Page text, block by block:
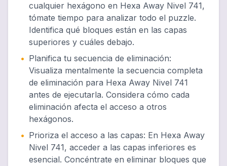
cualquier hexágono en Hexa Away Nivel 741,
tómate tiempo para analizar todo el puzzle.
Identifica qué bloques están en las capas
superiores y cuáles debajo.
• Planifica tu secuencia de eliminación:
Visualiza mentalmente la secuencia completa
de eliminación para Hexa Away Nivel 741
antes de ejecutarla. Considera cómo cada
eliminación afecta el acceso a otros
hexágonos.
• Prioriza el acceso a las capas: En Hexa Away
Nivel 741, acceder a las capas inferiores es
esencial. Concéntrate en eliminar bloques que